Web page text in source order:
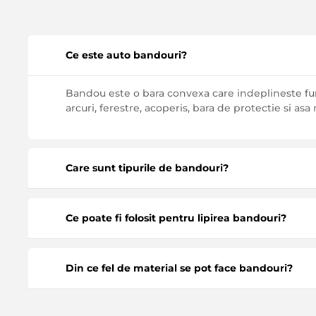
Ce este auto bandouri?
Bandou este o bara convexa care indeplineste
arcuri, ferestre, acoperis, bara de protectie si asa
Care sunt tipurile de bandouri?
Universal. Pentru toate modelele de masini.
Ce poate fi folosit pentru lipirea bandouri?
Din ce fel de material se pot face bandouri?